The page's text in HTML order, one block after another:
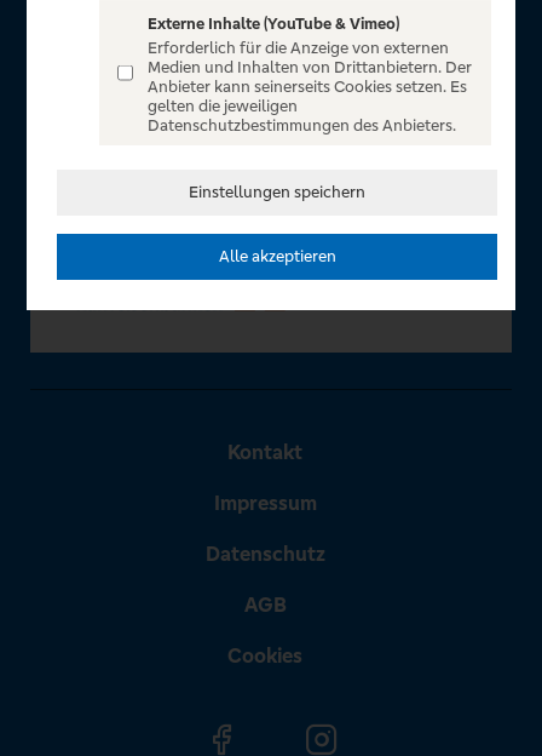
für alle Kunden der Volksbanken Raiffeisenbanken. Auf
unserem einzigartigen Portal finden Sie Tickets für
atemberaubende Konzerte, Musicals und Shows, die
Fußball-Bundesliga sowie die Champions League und die
In Zusammenarbeit mit
Kontakt
Impressum
Datenschutz
AGB
Cookies
Externe Inhalte (YouTube & Vimeo)
Erforderlich für die Anzeige von externen
Medien und Inhalten von Drittanbietern. Der
Anbieter kann seinerseits Cookies setzen. Es
gelten die jeweiligen
Datenschutzbestimmungen des Anbieters.
Einstellungen speichern
Alle akzeptieren